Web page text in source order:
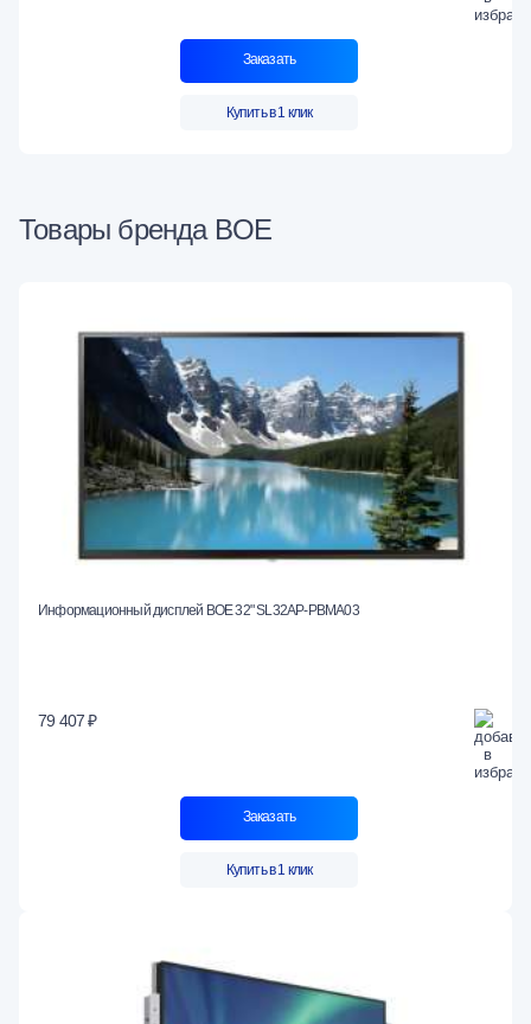
Заказать
Купить в 1 клик
Товары бренда BOE
Информационный дисплей BOE 32" SL32AP-PBMA03
79 407 ₽
Заказать
Купить в 1 клик